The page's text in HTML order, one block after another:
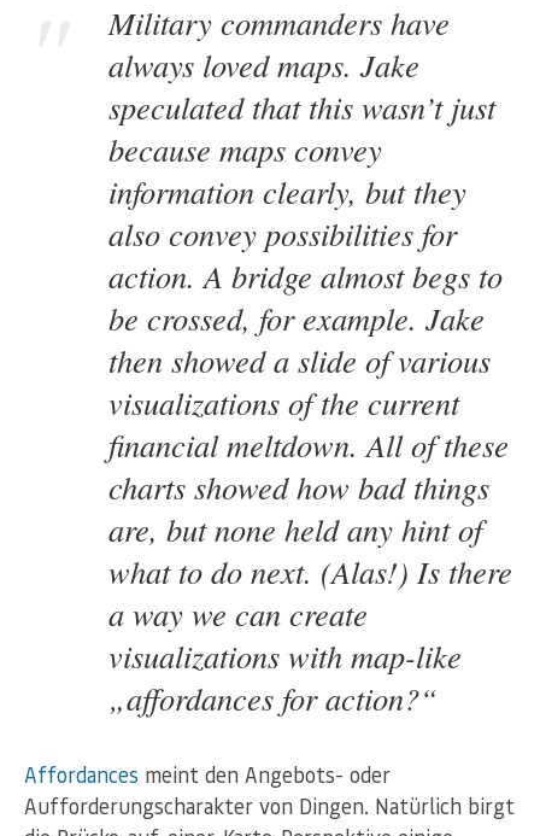
Military commanders have
always loved maps. Jake
speculated that this wasn’t just
because maps convey
information clearly, but they
also convey possibilities for
action. A bridge almost begs to
be crossed, for example. Jake
then showed a slide of various
visualizations of the current
financial meltdown. All of these
charts showed how bad things
are, but none held any hint of
what to do next. (Alas!) Is there
a way we can create
visualizations with map-like
„affordances for action?“
Affordances meint den Angebots- oder
Aufforderungscharakter von Dingen. Natürlich birgt